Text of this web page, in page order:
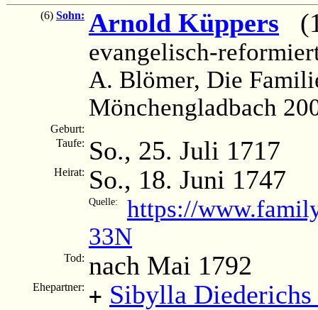
(6) Sohn: Arnold Küppers
evangelisch-
A. Blömer, Die
Mönchengladbach
Geburt:
Taufe: So., 25. Juli 1717
Heirat: So., 18. Juni 1747
Quelle:
https://
33N
Tod: nach Mai 1792
Ehepartner: + Sibylla